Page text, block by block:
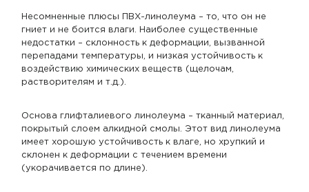
Несомненные плюсы ПВХ-линолеума – то, что он не
гниет и не боится влаги. Наиболее существенные
недостатки – склонность к деформации, вызванной
перепадами температуры, и низкая устойчивость к
воздействию химических веществ (щелочам,
растворителям и т.д.).
Основа глифталиевого линолеума – тканный материал,
покрытый слоем алкидной смолы. Этот вид линолеума
имеет хорошую устойчивость к влаге, но хрупкий и
склонен к деформации с течением времени
(укорачивается по длине).